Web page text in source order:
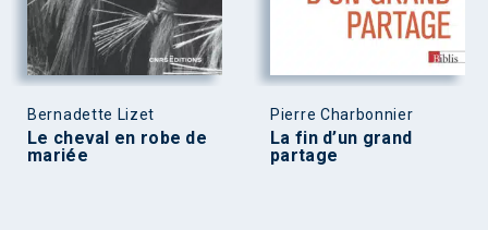
Bernadette Lizet
Le cheval en robe de
mariée
Pierre Charbonnier
La fin d’un grand
partage